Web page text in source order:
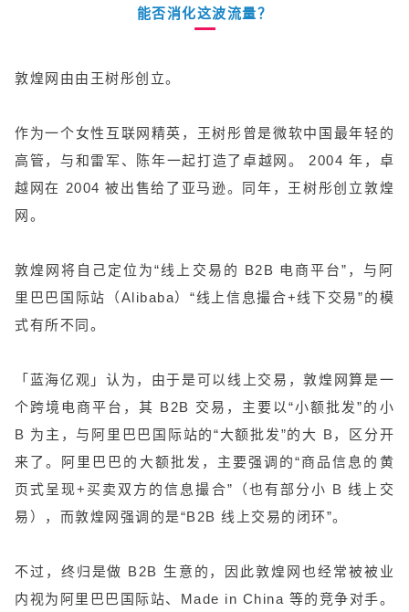
能否消化这波流量？
敦煌网由由王树彤创立。
作为一个女性互联网精英，王树彤曾是微软中国最年轻的
高管，与和雷军、陈年一起打造了卓越网。 2004 年，卓
越网在 2004 被出售给了亚马逊。同年，王树彤创立敦煌
网。
敦煌网将自己定位为“线上交易的 B2B 电商平台”，与阿
里巴巴国际站（Alibaba）“线上信息撮合+线下交易”的模
式有所不同。
「蓝海亿观」认为，由于是可以线上交易，敦煌网算是一
个跨境电商平台，其 B2B 交易，主要以“小额批发”的小
B 为主，与阿里巴巴国际站的“大额批发”的大 B，区分开
来了。阿里巴巴的大额批发，主要强调的“商品信息的黄
页式呈现+买卖双方的信息撮合”（也有部分小 B 线上交
易），而敦煌网强调的是“B2B 线上交易的闭环”。
不过，终归是做 B2B 生意的，因此敦煌网也经常被被业
内视为阿里巴巴国际站、Made in China 等的竞争对手。